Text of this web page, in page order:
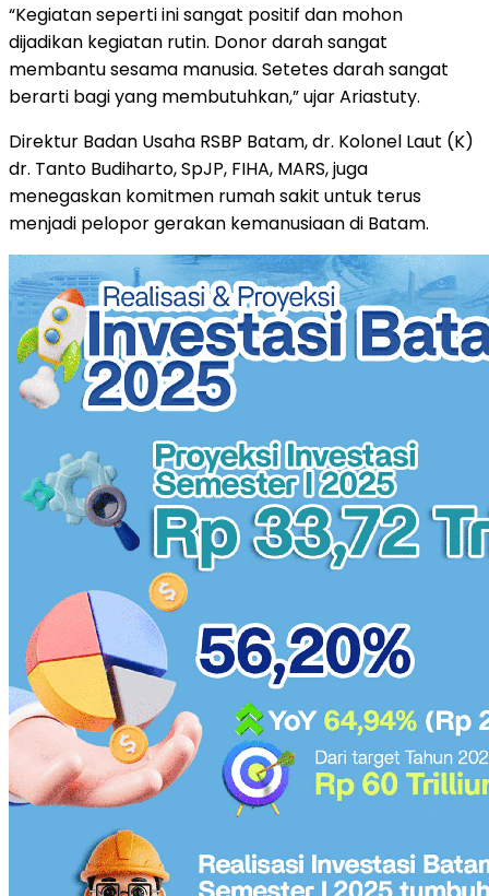
“Kegiatan seperti ini sangat positif dan mohon
dijadikan kegiatan rutin. Donor darah sangat
membantu sesama manusia. Setetes darah sangat
berarti bagi yang membutuhkan,” ujar Ariastuty.
Direktur Badan Usaha RSBP Batam, dr. Kolonel Laut (K)
dr. Tanto Budiharto, SpJP, FIHA, MARS, juga
menegaskan komitmen rumah sakit untuk terus
menjadi pelopor gerakan kemanusiaan di Batam.